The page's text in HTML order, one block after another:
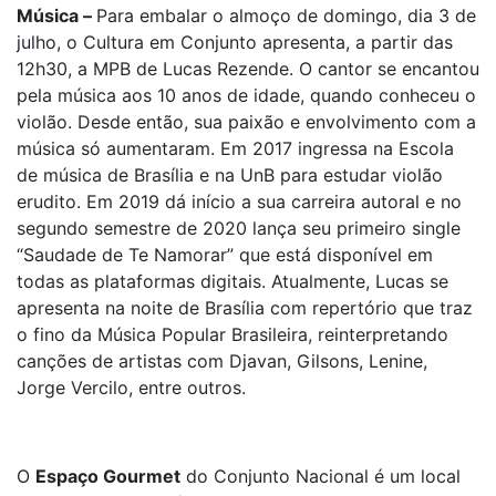
Música – Para embalar o almoço de domingo, dia 3 de
julho, o Cultura em Conjunto apresenta, a partir das
12h30, a MPB de Lucas Rezende. O cantor se encantou
pela música aos 10 anos de idade, quando conheceu o
violão. Desde então, sua paixão e envolvimento com a
música só aumentaram. Em 2017 ingressa na Escola
de música de Brasília e na UnB para estudar violão
erudito. Em 2019 dá início a sua carreira autoral e no
segundo semestre de 2020 lança seu primeiro single
“Saudade de Te Namorar” que está disponível em
todas as plataformas digitais. Atualmente, Lucas se
apresenta na noite de Brasília com repertório que traz
o fino da Música Popular Brasileira, reinterpretando
canções de artistas com Djavan, Gilsons, Lenine,
Jorge Vercilo, entre outros.
O Espaço Gourmet do Conjunto Nacional é um local